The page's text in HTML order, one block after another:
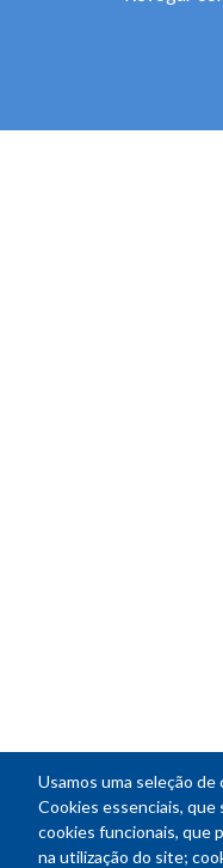
Usamos uma seleção
Cookies essenciais, que
cookies funcionais, que
na utilização do site;